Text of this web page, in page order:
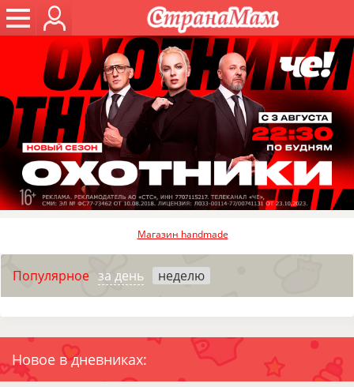
Магазин handmade
Популярное за день неделю
Новое в дневниках: